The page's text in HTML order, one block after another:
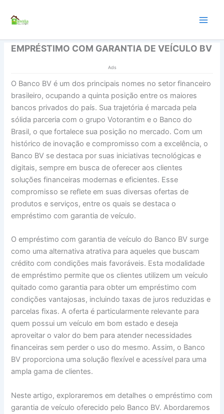
para
conteúdo
EMPRÉSTIMO COM GARANTIA DE VEÍCULO BV
Ads
O Banco BV é um dos principais nomes no setor financeiro
brasileiro, ocupando a quinta posição entre os maiores
bancos privados do país. Sua trajetória é marcada pela
sólida parceria com o grupo Votorantim e o Banco do
Brasil, o que fortalece sua posição no mercado. Com um
histórico de inovação e compromisso com a excelência, o
Banco BV se destaca por suas iniciativas tecnológicas e
digitais, sempre em busca de oferecer aos clientes
soluções financeiras modernas e eficientes. Esse
compromisso se reflete em suas diversas ofertas de
produtos e serviços, entre os quais se destaca o
empréstimo com garantia de veículo.
O empréstimo com garantia de veículo do Banco BV surge
como uma alternativa atrativa para aqueles que buscam
crédito com condições mais favoráveis. Esta modalidade
de empréstimo permite que os clientes utilizem um veículo
quitado como garantia para obter um empréstimo com
condições vantajosas, incluindo taxas de juros reduzidas e
parcelas fixas. A oferta é particularmente relevante para
quem possui um veículo em bom estado e deseja
aproveitar o valor do bem para atender necessidades
financeiras sem perder o uso do mesmo. Assim, o Banco
BV proporciona uma solução flexível e acessível para uma
ampla gama de clientes.
Neste artigo, exploraremos em detalhes o empréstimo com
garantia de veículo oferecido pelo Banco BV. Abordaremos